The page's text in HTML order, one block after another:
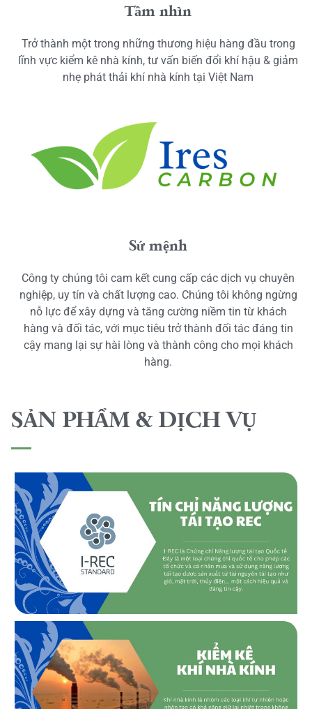
Tầm nhìn
Trở thành một trong những thương hiệu hàng đầu trong
lĩnh vực kiểm kê nhà kính, tư vấn biến đổi khí hậu & giảm
nhẹ phát thải khí nhà kính tại Việt Nam
Sứ mệnh
Công ty chúng tôi cam kết cung cấp các dịch vụ chuyên
nghiệp, uy tín và chất lượng cao. Chúng tôi không ngừng
nỗ lực để xây dựng và tăng cường niềm tin từ khách
hàng và đối tác, với mục tiêu trở thành đối tác đáng tin
cậy mang lại sự hài lòng và thành công cho mọi khách
hàng.
SẢN PHẨM & DỊCH VỤ